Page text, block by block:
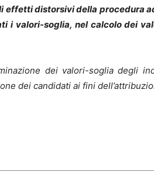
effetti distorsivi della procedura
i valori-soglia, nel calcolo dei
dei valori-soglia degli
dei candidati ai fini